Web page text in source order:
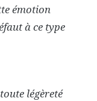
émotion
à ce type
légèreté